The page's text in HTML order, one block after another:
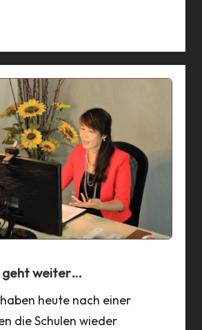
geht weiter…
heute nach einer
die Schulen wieder